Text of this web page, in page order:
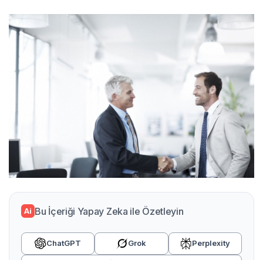
Ai Bu İçeriği Yapay Zeka ile Özetleyin
ChatGPT Grok Perplexity